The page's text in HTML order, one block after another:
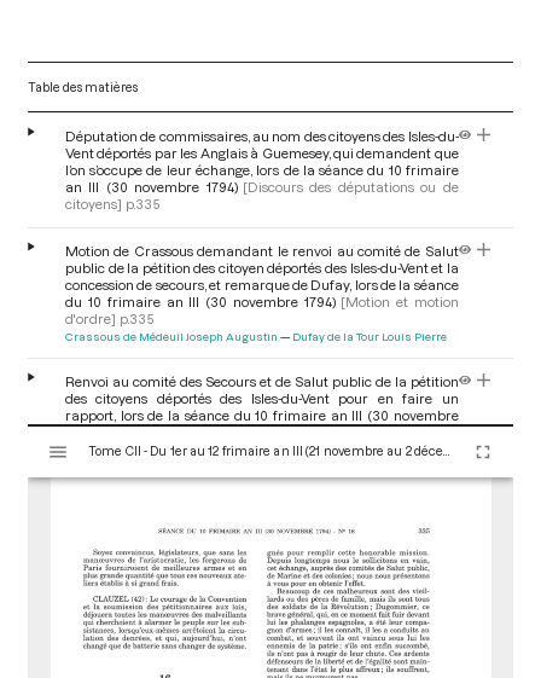
Table des matières
Députation de commissaires, au nom des citoyens des Isles-du-
Vent déportés par les Anglais à Guemesey, qui demandent que
l’on s’occupe de leur échange, lors de la séance du 10 frimaire
an III (30 novembre 1794) [Discours des députations ou de
citoyens] p.335
Motion de Crassous demandant le renvoi au comité de Salut
public de la pétition des citoyen déportés des Isles-du-Vent et la
concession de secours, et remarque de Dufay, lors de la séance
du 10 frimaire an III (30 novembre 1794) [Motion et motion
d'ordre] p.335
Crassous de Médeuil Joseph Augustin Dufay de la Tour Louis Pierre
Renvoi au comité des Secours et de Salut public de la pétition
des citoyens déportés des Isles-du-Vent pour en faire un
rapport, lors de la séance du 10 frimaire an III (30 novembre
1794) [Renvoi aux comités] p.335
s